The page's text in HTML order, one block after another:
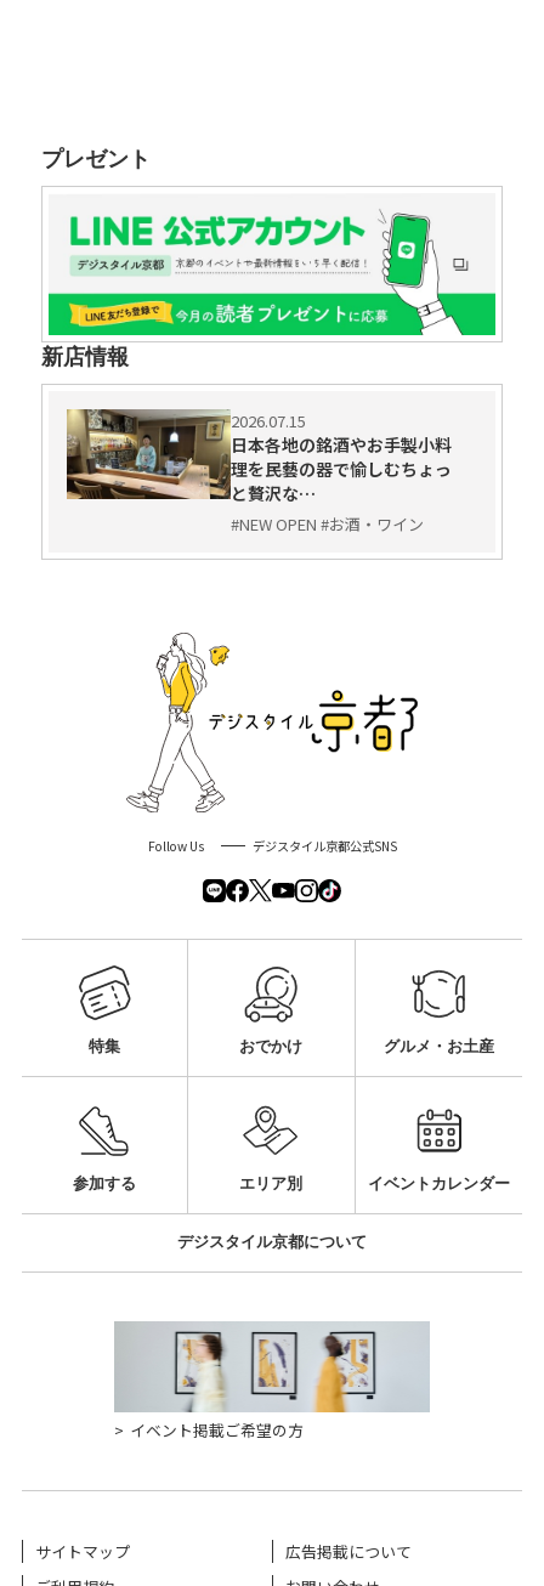
プレゼント
新店情報
2026.07.15
日本各地の銘酒やお手製小料
理を民藝の器で愉しむちょっ
と贅沢な…
#NEW OPEN #お酒・ワイン
Follow Us デジスタイル京都公式SNS
特集 おでかけ グルメ・お土産
参加する エリア別 イベントカレンダー
デジスタイル京都について
イベント掲載ご希望の方
サイトマップ
広告掲載について